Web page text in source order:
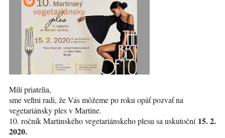
Milí priatelia,
sme veľmi radi, že Vás môžeme po roku opäť pozvať na
vegetariánsky ples v Martine.
10. ročník Martinského vegetariánskeho plesu sa uskutoční 15. 2.
2020.